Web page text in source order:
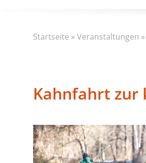
Startseite »Veranstaltungen »
Kahnfahrt zur